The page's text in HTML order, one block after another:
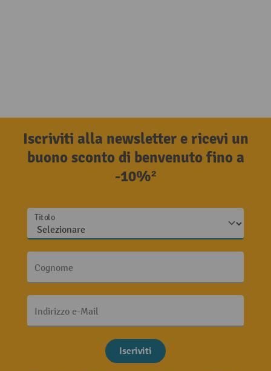
Iscriviti alla newsletter e ricevi un
buono sconto di benvenuto fino a
-10%²
Titolo
Cognome
Indirizzo e-Mail
Iscriviti